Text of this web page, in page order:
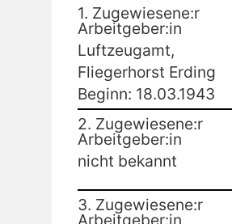
1. Zugewiesene:r
Arbeitgeber:in
Luftzeugamt,
Fliegerhorst Erding
Beginn: 18.03.1943
2. Zugewiesene:r
Arbeitgeber:in
nicht bekannt
3. Zugewiesene:r